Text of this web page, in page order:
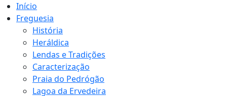
Início
Freguesia
História
Heráldica
Lendas e Tradições
Caracterização
Praia do Pedrógão
Lagoa da Ervedeira